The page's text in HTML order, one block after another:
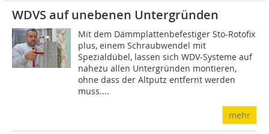
WDVS auf unebenen Untergründen
Mit dem Dämmplattenbefestiger Sto-Rotofix
plus, einem Schraubwendel mit
Spezialdübel, lassen sich WDV-Systeme auf
nahezu allen Untergründen montieren,
ohne dass der Altputz entfernt werden
muss....
mehr